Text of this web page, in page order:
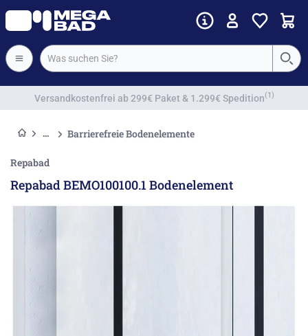
Vorkassenrabatt
Barrierefreie Bodenelemente
Repabad
Repabad BEMO100100.1 Bodenelement